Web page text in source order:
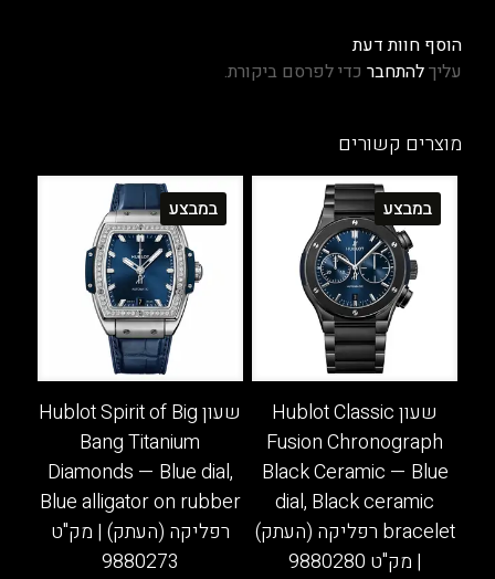
הוסף חוות דעת
עליךלהתחבר כדי לפרסם ביקורת.
מוצרים קשורים
במבצע
שעון Hublot Classic
Fusion Chronograph
Black Ceramic — Blue
dial, Black ceramic
bracelet רפליקה (העתק)
| מק"ט 9880280
במבצע
שעון Hublot Spirit of Big
Bang Titanium
Diamonds — Blue dial,
Blue alligator on rubber
רפליקה (העתק) | מק"ט
9880273